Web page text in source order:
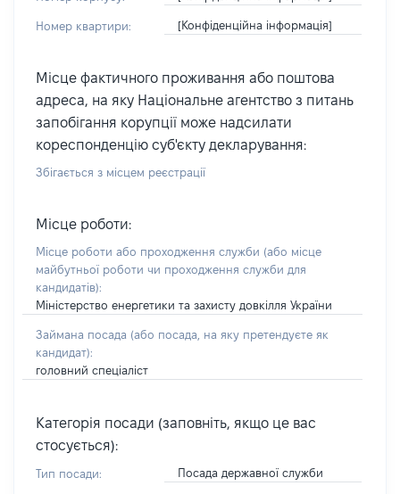
Номер квартири: [Конфіденційна інформація]
Місце фактичного проживання або поштова
адреса, на яку Національне агентство з питань
запобігання корупції може надсилати
кореспонденцію суб'єкту декларування:
Збігається з місцем реєстрації
Місце роботи:
Місце роботи або проходження служби (або місце
майбутньої роботи чи проходження служби для
кандидатів):
Міністерство енергетики та захисту довкілля України
Займана посада (або посада, на яку претендуєте як
кандидат):
головний спеціаліст
Категорія посади (заповніть, якщо це вас
стосується):
Тип посади: Посада державної служби